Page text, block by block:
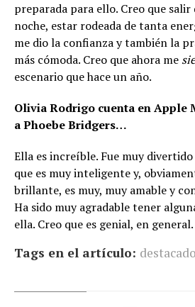
preparada para ello. Creo que
noche, estar rodeada de tanta
me dio la confianza y también la
más cómoda. Creo que ahora me
escenario que hace un año.
Olivia Rodrigo cuenta en Apple
a Phoebe Bridgers…
Ella es increíble. Fue muy
que es muy inteligente y,
brillante, es muy, muy amable y
Ha sido muy agradable tener
ella. Creo que es genial, en general.
Tags en el artículo: destacado